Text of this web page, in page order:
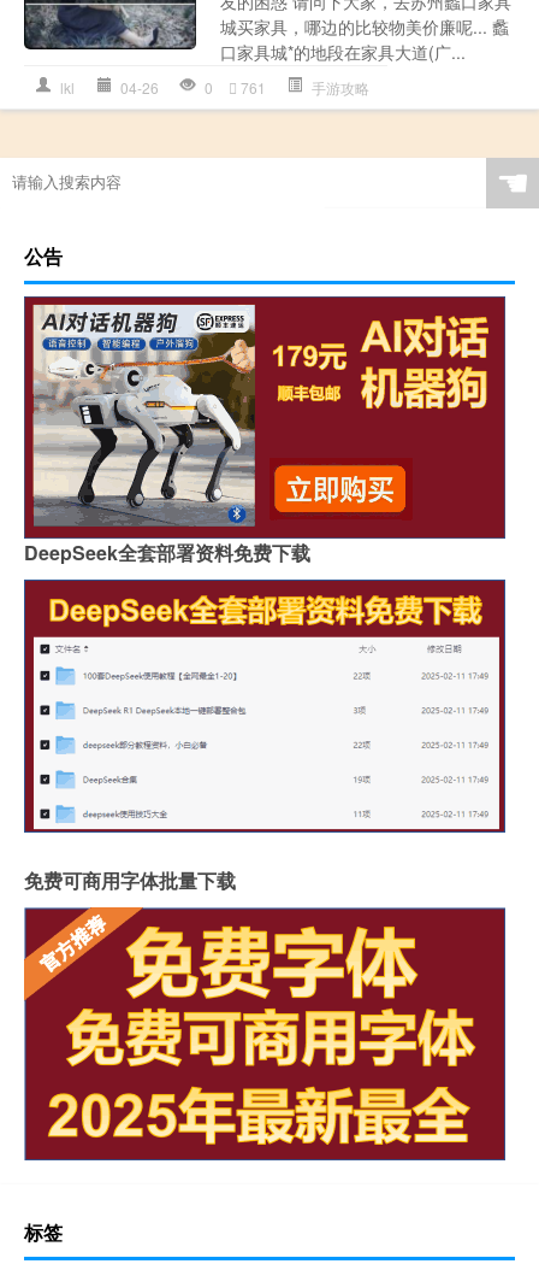
城买家具，哪边的比较物美价廉呢... 蠡
口家具城*的地段在家具大道(广...
lkl 04-26 0 761 手游攻略
☚
公告
DeepSeek全套部署资料免费下载
免费可商用字体批量下载
标签